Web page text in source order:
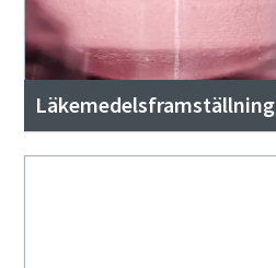
Läkemedelsframställning